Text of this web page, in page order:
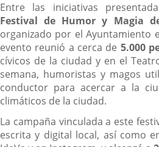
Entre las iniciativas
Festival de Humor y Magia
organizado por el Ayuntamiento
evento reunió a cerca de 5.000
cívicos de la ciudad y en el
semana, humoristas y magos
conductor para acercar a la
climáticos de la ciudad.
La campaña vinculada a este
escrita y digital local, así como